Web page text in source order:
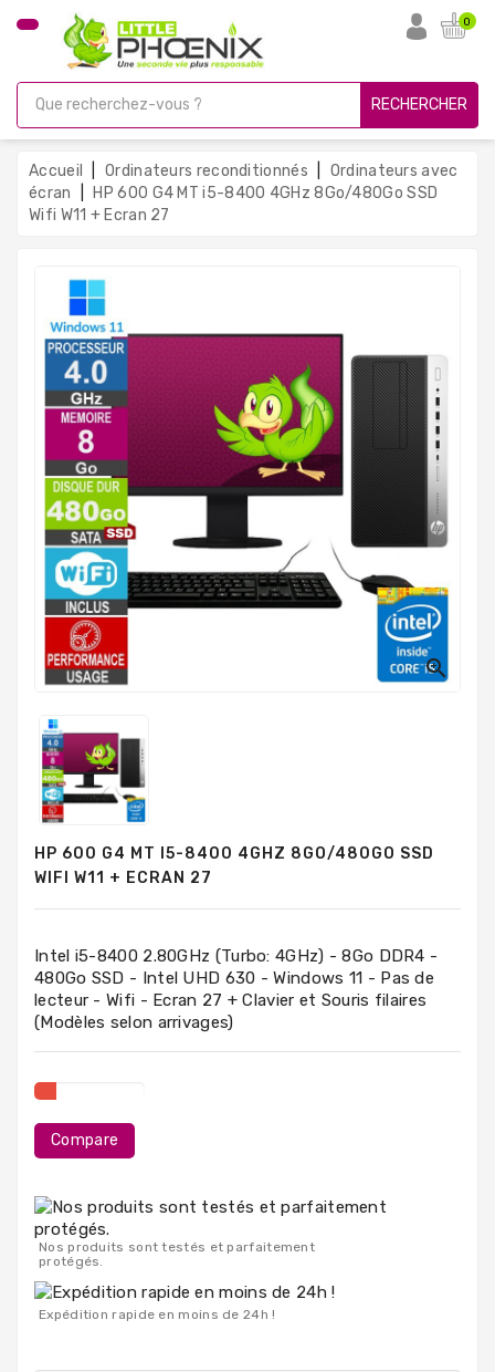
CATÉGORIE
Gamer
Unités
Centrales
Reconditionnées
Ordinateurs
Portables
Mesure
Tout-
Mémoires
RAM
Durs
Composants
Composants
PC
Portables
0
RECHERCHER
Accueil Ordinateurs reconditionnés
Ordinateurs avec
écran
HP 600 G4 MT i5-8400 4GHz 8Go/480Go SSD
Wifi W11 + Ecran 27

HP 600 G4 MT I5-8400 4GHZ 8GO/480GO SSD
WIFI W11 + ECRAN 27
Intel i5-8400 2.80GHz (Turbo: 4GHz) - 8Go DDR4 -
480Go SSD - Intel UHD 630 - Windows 11 - Pas de
lecteur - Wifi - Ecran 27 + Clavier et Souris filaires
(Modèles selon arrivages)
Compare
Nos produits sont testés et parfaitement
protégés.
Expédition rapide en moins de 24h !